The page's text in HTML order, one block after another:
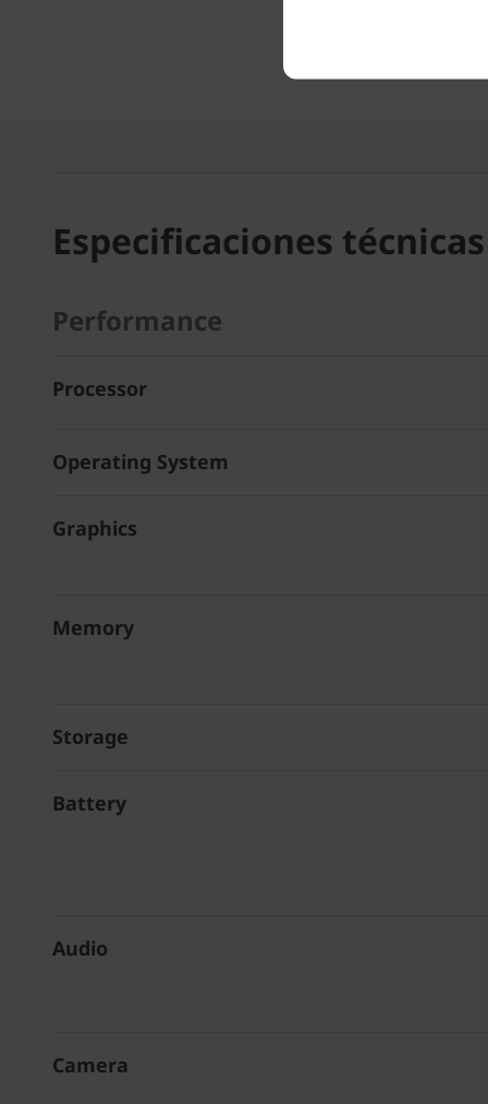
Especificaciones técnicas
Performance
Processor
Operating System
Graphics
Memory
Storage
Battery
Audio
Camera